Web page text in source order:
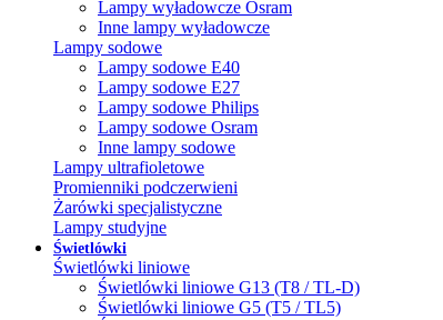
Lampy wyładowcze Osram
Inne lampy wyładowcze
Lampy sodowe
Lampy sodowe E40
Lampy sodowe E27
Lampy sodowe Philips
Lampy sodowe Osram
Inne lampy sodowe
Lampy ultrafioletowe
Promienniki podczerwieni
Żarówki specjalistyczne
Lampy studyjne
Świetlówki
Świetlówki liniowe
Świetlówki liniowe G13 (T8 / TL-D)
Świetlówki liniowe G5 (T5 / TL5)